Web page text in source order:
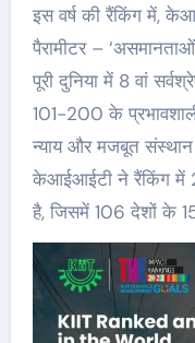
इस वर्ष की रैंकिंग में,
पैरामीटर –
पूरी दुनिया में 8 वां
101-200 के
न्याय और मजबूत संस्थान
केआईआईटी ने रैंकिंग में
है, जिसमें 106 देशों के